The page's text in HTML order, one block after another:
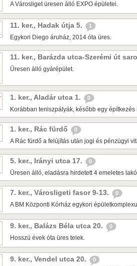
A Városliget üresen álló EXPO épületei.
11. ker., Hadak útja 5. 1
Egykori Diego áruház, 2014 óta üres.
11. ker., Barázda utca-Szerémi út
Üresen álló gyárépület.
1. ker., Aladár utca 1. 0
Korábban teniszpályák, később egy
1. ker., Rác fürdő 0
A Rác fürdő a felújítás után jogi és pénzügyi
5. ker., Irányi utca 17. 0
Üresen álló, eladásra hirdetett 4 emeletes
7. ker., Városligeti fasor 9-13. 0
A BM Központi Kórház egykori
9. ker., Balázs Béla utca 20. 0
Hosszú évek óta üres telek.
9. ker., Vendel utca 20. 0